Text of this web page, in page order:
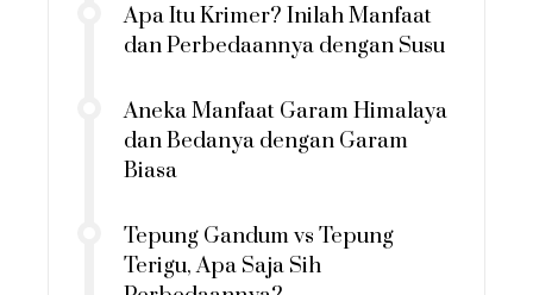
Apa Itu Krimer? Inilah Manfaat
dan Perbedaannya dengan Susu
Aneka Manfaat Garam Himalaya
dan Bedanya dengan Garam
Biasa
Tepung Gandum vs Tepung
Terigu, Apa Saja Sih